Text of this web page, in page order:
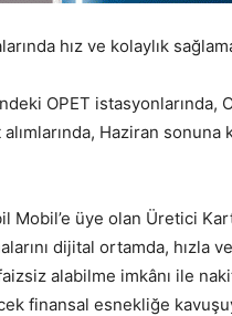
hız ve kolaylık
OPET istasyonlarında,
Haziran sonuna
Mobil’e üye olan Üretici
dijital ortamda, hızla
alabilme imkânı ile nakit
finansal esnekliğe